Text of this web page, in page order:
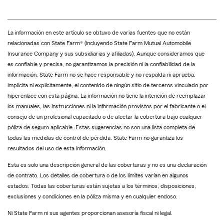
La información en este artículo se obtuvo de varias fuentes que no están
relacionadas con State Farm® (incluyendo State Farm Mutual Automobile
Insurance Company y sus subsidiarias y afiliadas). Aunque consideramos que
es confiable y precisa, no garantizamos la precisión ni la confiabilidad de la
información. State Farm no se hace responsable y no respalda ni aprueba,
implícita ni explícitamente, el contenido de ningún sitio de terceros vinculado por
hiperenlace con esta página. La información no tiene la intención de reemplazar
los manuales, las instrucciones ni la información provistos por el fabricante o el
consejo de un profesional capacitado o de afectar la cobertura bajo cualquier
póliza de seguro aplicable. Estas sugerencias no son una lista completa de
todas las medidas de control de pérdida. State Farm no garantiza los
resultados del uso de esta información.
Esta es solo una descripción general de las coberturas y no es una declaración
de contrato. Los detalles de cobertura o de los límites varían en algunos
estados. Todas las coberturas están sujetas a los términos, disposiciones,
exclusiones y condiciones en la póliza misma y en cualquier endoso.
Ni State Farm ni sus agentes proporcionan asesoría fiscal ni legal.